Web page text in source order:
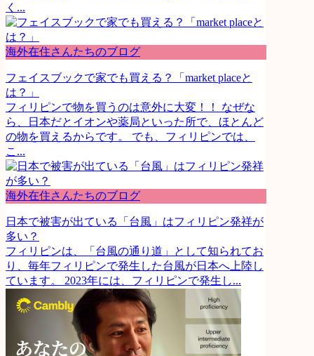
く...
海外在住さんたちのブログ
フェイスブックで家でも買える？「market placeと
は？」
フィリピンで物を買うのは意外に大変！！ なぜな
ら、日本だとイオンや薬局といった所で、ほとんど
の物を買えるからです。 でも、フィリピンでは、
こ...
海外在住さんたちのブログ
日本で被害が出ている「台風」はフィリピン発祥が
多い？
フィリピンは、「台風の通り道」として知られてお
り、毎年フィリピンで発生した台風が日本へ上陸し
ています。 2023年には、フィリピンで発生し...